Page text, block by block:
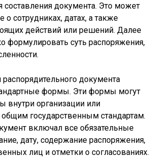
составления документа. Это может
сотрудниках, датах, а также
действий или решений. Далее
формулировать суть распоряжения,
документа
формы. Эти формы могут
внутри организации или
общим государственным стандартам.
включал все обязательные
дату, содержание распоряжения,
лиц и отметки о согласованиях.